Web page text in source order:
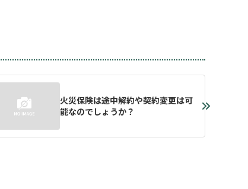
火災保険は途中解約や契約変更は可
能なのでしょうか？